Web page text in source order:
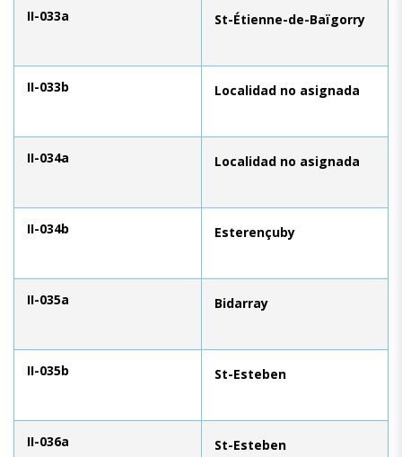
II-033a St-Étienne-de-Baïgorry
II-033b Localidad no asignada
II-034a Localidad no asignada
II-034b Esterençuby
II-035a Bidarray
II-035b St-Esteben
II-036a St-Esteben